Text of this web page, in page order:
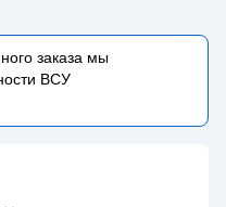
заказа мы
BCУ